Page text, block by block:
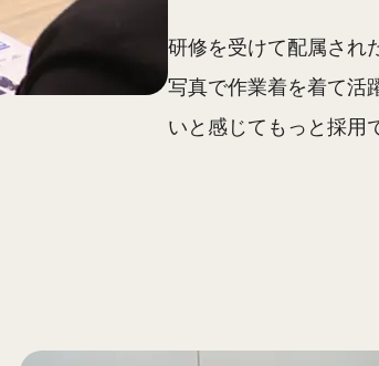
研修を受けて配属され
写真で作業着を着て活
いと感じてもっと採用